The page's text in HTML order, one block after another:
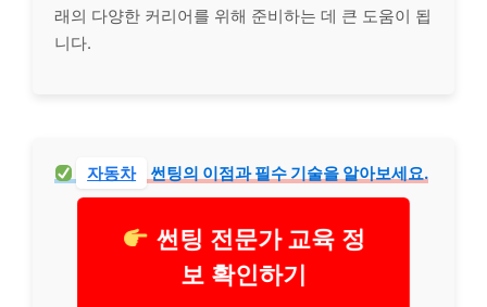
래의 다양한 커리어를 위해 준비하는 데 큰 도움이 됩
니다.
자동차 썬팅의 이점과 필수 기술을 알아보세요.
썬팅 전문가 교육 정
보 확인하기